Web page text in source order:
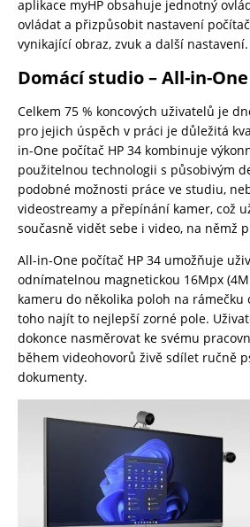
aplikace myHP obsahuje jednotný
ovládat a přizpůsobit nastavení
vynikající obraz, zvuk a další nastavení.
Domácí studio – All-in-
Celkem 75 % koncových uživatelů je
pro jejich úspěch v práci je důležitá
in-One počítač HP 34 kombinuje
použitelnou technologii s působivým
podobné možnosti práce ve studiu,
videostreamy a přepínání kamer, což
současně vidět sebe i video, na němž
All-in-One počítač HP 34 umožňuje
odnímatelnou magnetickou 16Mpx
kameru do několika poloh na rámečku
toho najít to nejlepší zorné pole.
dokonce nasměrovat ke svému
během videohovorů živě sdílet ručně
dokumenty.